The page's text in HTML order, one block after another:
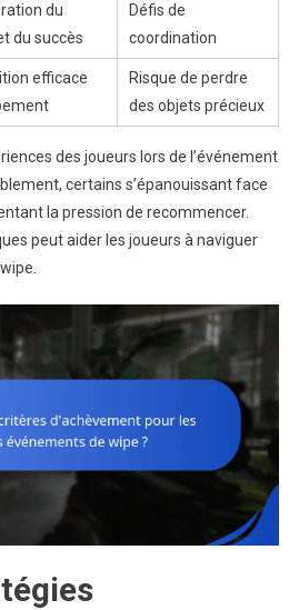
du
du succès
Défis de
coordination
efficace
Risque de perdre
des objets précieux
des joueurs lors de l’événement
certains s’épanouissant face
la pression de recommencer.
peut aider les joueurs à naviguer